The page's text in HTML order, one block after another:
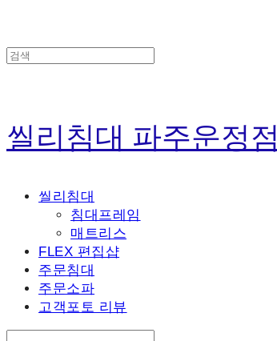
씰리침대 파주운정점
씰리침대
침대프레임
매트리스
FLEX 편집샵
주문침대
주문소파
고객포토 리뷰